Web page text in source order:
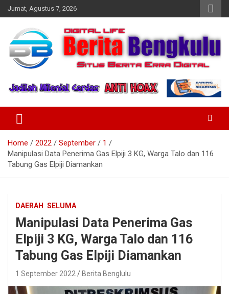
Skip
to
Jumat, Agustus 7, 2026
Beritabengkulu.id
Home 2022 September
1
Manipulasi Data Penerima Gas Elpiji 3 KG, Warga Talo dan 116
Tabung Gas Elpiji Diamankan
DAERAH SELUMA
Manipulasi Data Penerima Gas
Elpiji 3 KG, Warga Talo dan 116
Tabung Gas Elpiji Diamankan
1 September 2022 Berita Benglulu